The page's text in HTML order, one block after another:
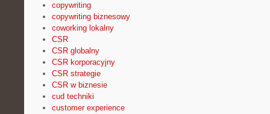
copywriting
copywriting biznesowy
coworking lokalny
CSR
CSR globalny
CSR korporacyjny
CSR strategie
CSR w biznesie
cud techniki
customer experience